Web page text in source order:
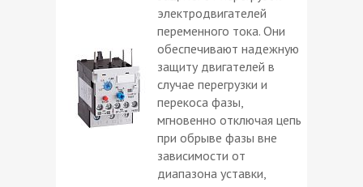
электродвигателей
переменного тока. Они
обеспечивают надежную
защиту двигателей в
случае перегрузки и
перекоса фазы,
мгновенно отключая цепь
при обрыве фазы вне
зависимости от
диапазона уставки,